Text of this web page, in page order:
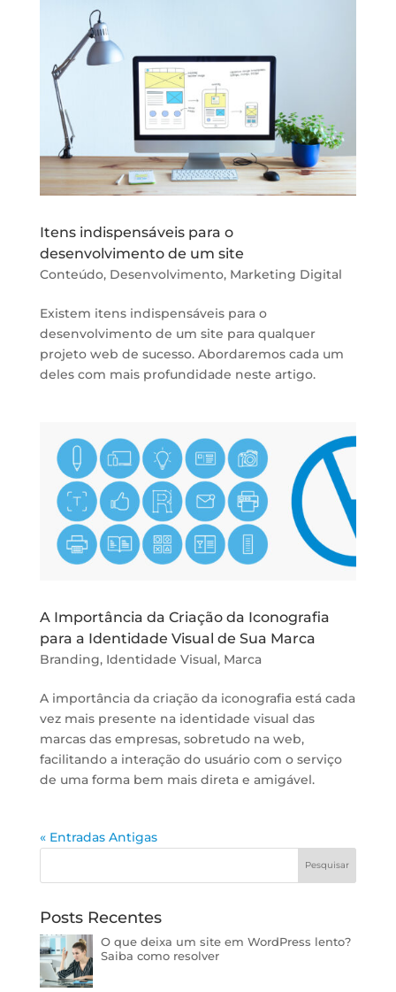
Itens indispensáveis para o
desenvolvimento de um site
Conteúdo, Desenvolvimento, Marketing Digital
Existem itens indispensáveis para o
desenvolvimento de um site para qualquer
projeto web de sucesso. Abordaremos cada um
deles com mais profundidade neste artigo.
A Importância da Criação da Iconografia
para a Identidade Visual de Sua Marca
Branding, Identidade Visual, Marca
A importância da criação da iconografia está cada
vez mais presente na identidade visual das
marcas das empresas, sobretudo na web,
facilitando a interação do usuário com o serviço
de uma forma bem mais direta e amigável.
« Entradas Antigas
Posts Recentes
O que deixa um site em WordPress lento?
Saiba como resolver